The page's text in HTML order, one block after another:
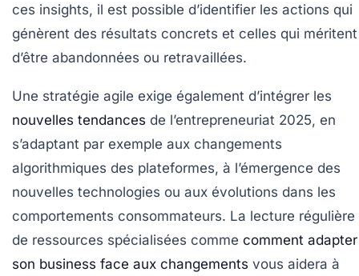
ces insights, il est possible d’identifier les actions qui
génèrent des résultats concrets et celles qui méritent
d’être abandonnées ou retravaillées.
Une stratégie agile exige également d’intégrer les
nouvelles tendances de l’entrepreneuriat 2025, en
s’adaptant par exemple aux changements
algorithmiques des plateformes, à l’émergence des
nouvelles technologies ou aux évolutions dans les
comportements consommateurs. La lecture régulière
de ressources spécialisées comme comment adapter
son business face aux changements vous aidera à